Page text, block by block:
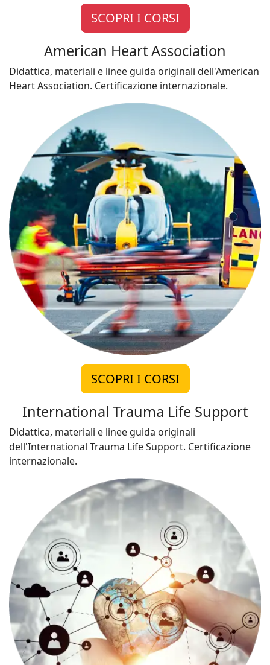
SCOPRI I CORSI
American Heart Association
Didattica, materiali e linee guida originali dell'American
Heart Association. Certificazione internazionale.
SCOPRI I CORSI
International Trauma Life Support
Didattica, materiali e linee guida originali
dell'International Trauma Life Support. Certificazione
internazionale.